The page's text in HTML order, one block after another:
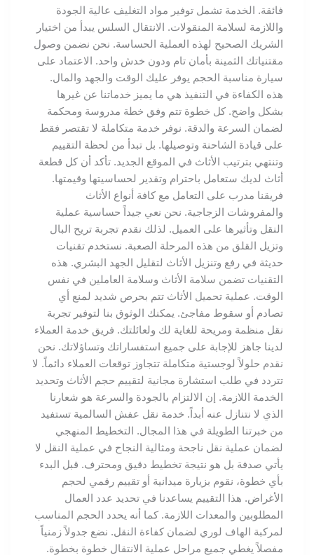
فائقة. الخدمة تشمل توفير مواد التغليف عالية الجودة
واللازمة لسلامة المنقولات. الانتقال السلس يبدأ من اختيار
الشريك الصحيح لهذه العملية الحساسة. نحن نضمن وصول
مقتنياتك الثمينة بأمان تام ودون خدش واحد. الاعتماد على
سيارة مناسبة الحجم يوفر عليك الوقت والجهد والمال.
هذه الكفاءة في التنفيذ هي ما يميز خدماتنا عن غيرها
بشكل واضح. كل خطوة تتم وفق خطة مدروسة ومحكمة
لضمان السرعة والدقة. نوفر خدمة متكاملة لا تقتصر فقط
على قيادة الشاحنة وتوصيلها. بل تبدأ من لحظة التقييم
وتنتهي بترتيب الأثاث في الموقع الجديد. تأكد أن كل قطعة
أثاث لديك ستعامل باحترام وتقدير لحساسيتها وقيمتها.
فريقنا مدرب على التعامل مع كافة أنواع الأثاث
والمفروشات الزجاجية. نحن نعي جيداً حساسية عملية
النقل وتأثيرها على العميل. لذلك نقدم تجربة تريح البال
وتزيل القلق من هذه المرحلة الصعبة. نستخدم تقنيات
حديثة في رفع وتنزيل الأثاث لتقليل الجهد البشري. هذه
التقنيات تضمن سلامة الأثاث وسلامة العاملين في نفس
الوقت. عملية تحميل الأثاث تتم بحرص شديد لمنع أي
تصادم أو سقوط مفاجئ. يمكنك الوثوق بنا لتوفير تجربة
نقل منظمة ومريحة للغاية لك ولعائلتك. فريق خدمة العملاء
لدينا جاهز للإجابة على جميع استفساراتك وتساؤلاتك. نحن
نقدم حلولاً لوجستية متكاملة تتجاوز توقعات العملاء دائماً. لا
تتردد في طلب استشارة مجانية لتقييم حجم الأثاث وتحديد
الخدمة اللازمة. إن الالتزام بالجودة والسرعة هو شعارنا
الذي لا نتنازل عنه أبداً. خدمة نقل عفش السالمية تستفيد
من خبرتنا الطويلة في هذا المجال. التخطيط المنهجي
لضمان عملية نقل ناجحة ومثالية النجاح في عملية النقل لا
يأتي صدفة بل هو نتيجة تخطيط دقيق ومحترف. قبل البدء
بأي خطوة، نقوم بزيارة ميدانية أو تقييم رقمي لحجم
الأغراض. هذا التقييم يساعدنا في تحديد عدد العمال
المطلوبين والمعدات اللازمة. كما أنه يحدد الحجم المناسب
لمركبة الهاف لوري لضمان كفاءة النقل. نضع جدولاً زمنياً
مفصلاً يغطي جميع مراحل عملية الانتقال خطوة بخطوة.